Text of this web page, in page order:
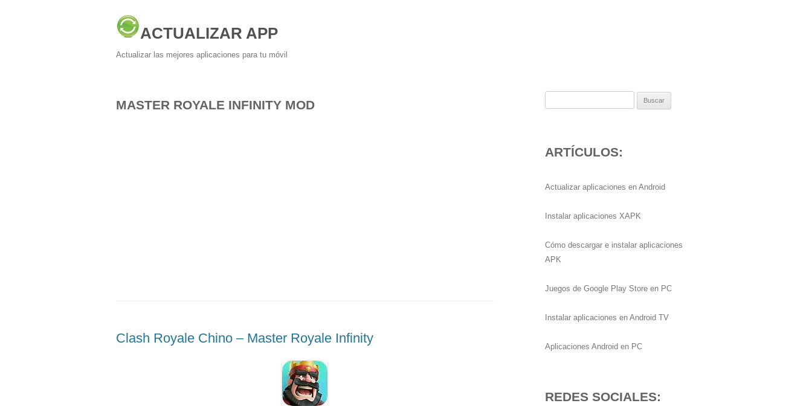
ACTUALIZAR APP
Actualizar las mejores aplicaciones para tu móvil
MASTER ROYALE INFINITY MOD
Clash Royale Chino – Master Royale Infinity
ARTÍCULOS:
Actualizar aplicaciones en Android
Instalar aplicaciones XAPK
Cómo descargar e instalar aplicaciones
APK
Juegos de Google Play Store en PC
Instalar aplicaciones en Android TV
Aplicaciones Android en PC
REDES SOCIALES: